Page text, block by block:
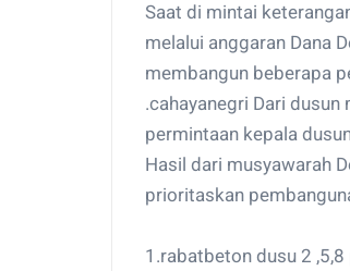
Saat di mintai
melalui anggaran Dana
membangun beberapa
.cahayanegri Dari
permintaan kepala
Hasil dari musyawarah
prioritaskan
1.rabatbeton dusu 2